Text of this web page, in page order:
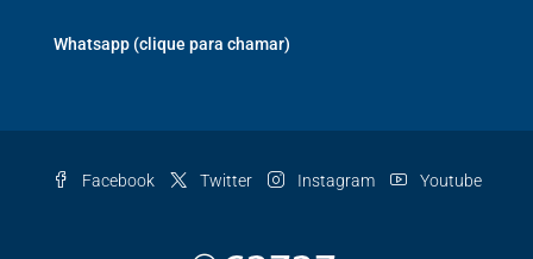
Whatsapp (clique para chamar)
Facebook Twitter Instagram Youtube